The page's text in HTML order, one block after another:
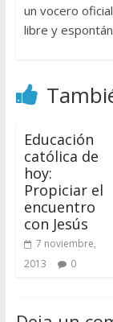
un vocero
libre y
Educación
católica de
hoy:
Propiciar el
encuentro
con Jesús
7 noviembre,
2013
0